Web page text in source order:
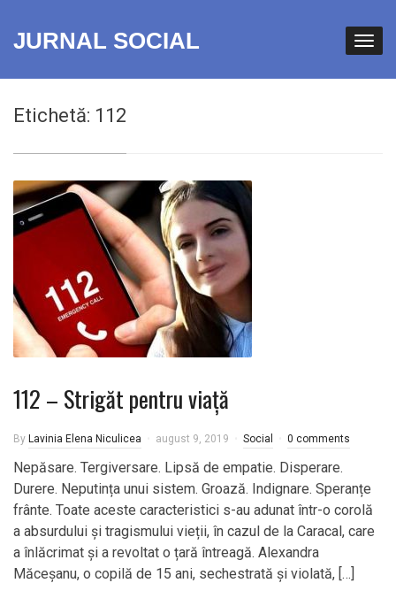
JURNAL SOCIAL
Etichetă: 112
112 – Strigăt pentru viață
By Lavinia Elena Niculicea august 9, 2019 Social 0 comments
Nepăsare. Tergiversare. Lipsă de empatie. Disperare.
Durere. Neputința unui sistem. Groază. Indignare. Speranțe
frânte. Toate aceste caracteristici s-au adunat într-o corolă
a absurdului și tragismului vieții, în cazul de la Caracal, care
a înlăcrimat și a revoltat o țară întreagă. Alexandra
Măceșanu, o copilă de 15 ani, sechestrată și violată, […]